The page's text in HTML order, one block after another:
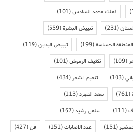
الملك محمد السادس(101)
(231) تبييض البشرة(559)
الحساسة(199) تبييض اليدين(119)
(109) تكثيف الرموش(101)
(103) تنعيم الشعر(434)
(761) سعد المجرد(113)
(111) سلمى رشيد(167)
(151) عدد الاصابات(151) فن(427)